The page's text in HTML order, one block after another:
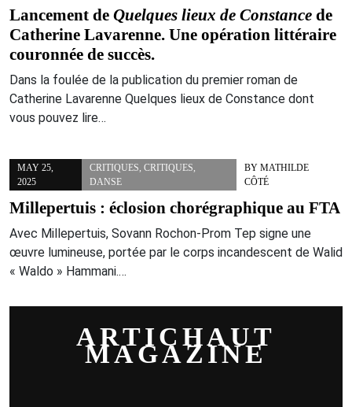
Lancement de Quelques lieux de Constance de
Catherine Lavarenne. Une opération littéraire
couronnée de succès.
Dans la foulée de la publication du premier roman de
Catherine Lavarenne Quelques lieux de Constance dont
vous pouvez lire…
MAY 25,
2025
CRITIQUES,CRITIQUES,
DANSE
BYMATHILDE
CÔTÉ
Millepertuis : éclosion chorégraphique au FTA
Avec Millepertuis, Sovann Rochon-Prom Tep signe une
œuvre lumineuse, portée par le corps incandescent de Walid
« Waldo » Hammani.…
ARTICHAUT
MAGAZINE